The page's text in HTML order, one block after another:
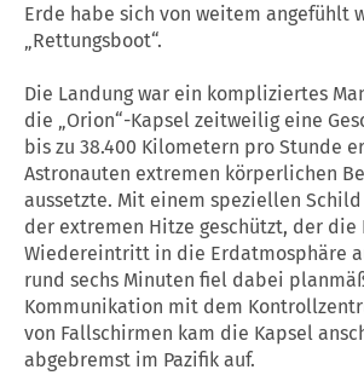
Erde habe sich von weitem angefühlt
„Rettungsboot“.
Die Landung war ein kompliziertes
die „Orion“-Kapsel zeitweilig eine
bis zu 38.400 Kilometern pro Stunde
Astronauten extremen körperlichen
aussetzte. Mit einem speziellen
der extremen Hitze geschützt, der die
Wiedereintritt in die Erdatmosphäre
rund sechs Minuten fiel dabei
Kommunikation mit dem
von Fallschirmen kam die Kapsel
abgebremst im Pazifik auf.